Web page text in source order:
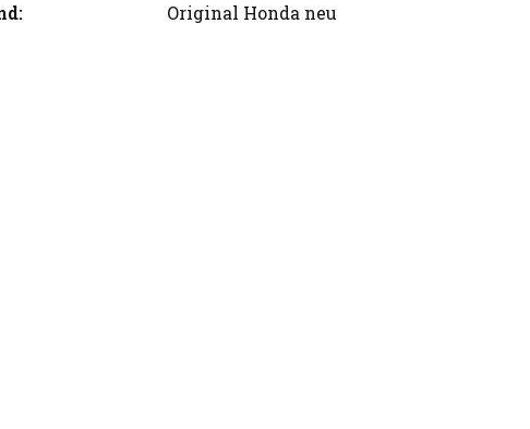
Original Honda neu